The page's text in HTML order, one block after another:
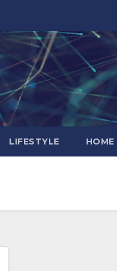
LIFESTYLE HOME